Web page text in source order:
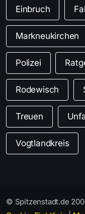
Einbruch
Markneukirchen
Polizei
Rodewisch
Treuen
Vogtlandkreis
© Spitzenstadt.de